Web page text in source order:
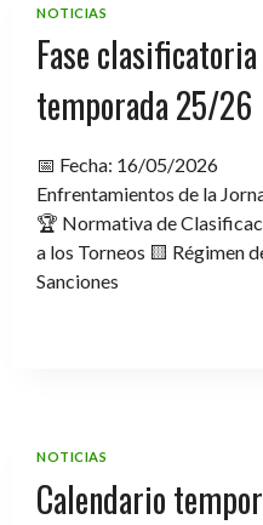
NOTICIAS
Fase
temporada 25/26
📅 Fecha: 16/05/2026
Enfrentamientos de la
🏆 Normativa de
a los Torneos 🟨 Régimen
Sanciones
NOTICIAS
Calendario